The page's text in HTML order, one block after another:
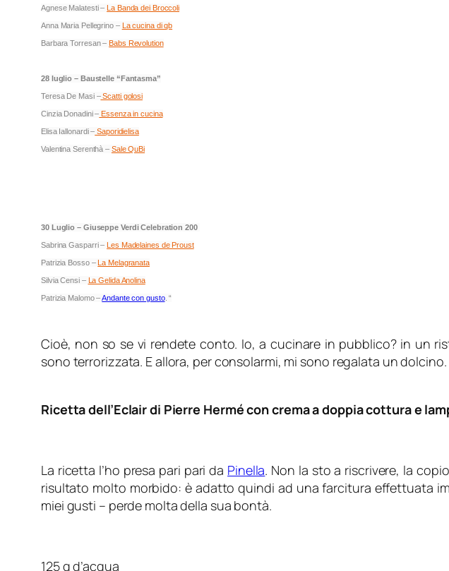
Agnese Malatesti – La Banda dei Broccoli
Anna Maria Pellegrino – La cucina di qb
Barbara Torresan – Babs Revolution
28 luglio – Baustelle “Fantasma”
Teresa De Masi –Scatti golosi
Cinzia Donadini – Essenza in cucina
Elisa Iallonardi – Saporidielisa
Valentina Serenthà – Sale QuBi
30 Luglio – Giuseppe Verdi Celebration 200
Sabrina Gasparri – Les Madelaines de Proust
Patrizia Bosso – La Melagranata
Silvia Censi – La Gelida Anolina
Patrizia Malomo –Andante con gusto. “
Cioè, non so se vi rendete conto. Io, a cucinare in pubblico? in un
sono terrorizzata. E allora, per consolarmi, mi sono regalata un
Ricetta dell’Eclair di Pierre Hermé con crema a doppia cottura e
La ricetta l’ho presa pari pari da Pinella. Non la sto a riscrivere, la
risultato molto morbido: è adatto quindi ad una farcitura effettuata
miei gusti – perde molta della sua bontà.
125 g d’acqua